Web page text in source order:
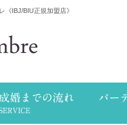
《IBJ/BIU正規加盟店》